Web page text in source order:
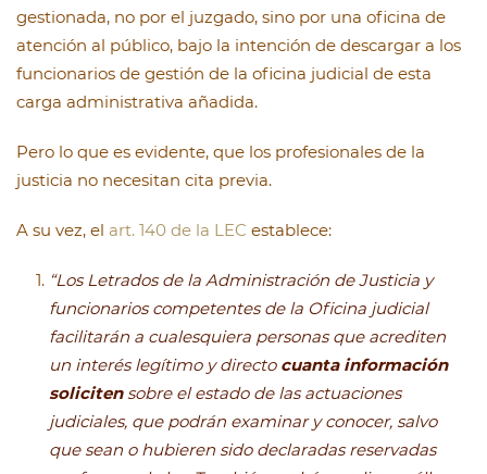
gestionada, no por el juzgado, sino por una oficina de
atención al público, bajo la intención de descargar a los
funcionarios de gestión de la oficina judicial de esta
carga administrativa añadida.
Pero lo que es evidente, que los profesionales de la
justicia no necesitan cita previa.
A su vez, el art. 140 de la LEC establece:
“Los Letrados de la Administración de Justicia y
funcionarios competentes de la Oficina judicial
facilitarán a cualesquiera personas que acrediten
un interés legítimo y directo cuanta información
solicitensobre el estado de las actuaciones
judiciales, que podrán examinar y conocer, salvo
que sean o hubieren sido declaradas reservadas